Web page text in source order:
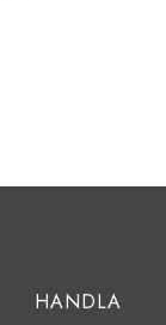
HANDLA